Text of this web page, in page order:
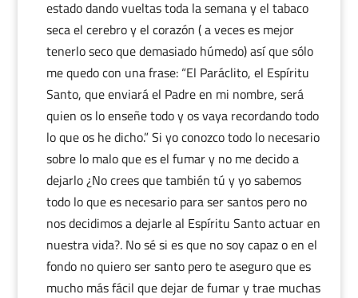
estado dando vueltas toda la semana y el tabaco
seca el cerebro y el corazón ( a veces es mejor
tenerlo seco que demasiado húmedo) así que sólo
me quedo con una frase: “El Paráclito, el Espíritu
Santo, que enviará el Padre en mi nombre, será
quien os lo enseñe todo y os vaya recordando todo
lo que os he dicho.” Si yo conozco todo lo necesario
sobre lo malo que es el fumar y no me decido a
dejarlo ¿No crees que también tú y yo sabemos
todo lo que es necesario para ser santos pero no
nos decidimos a dejarle al Espíritu Santo actuar en
nuestra vida?. No sé si es que no soy capaz o en el
fondo no quiero ser santo pero te aseguro que es
mucho más fácil que dejar de fumar y trae muchas